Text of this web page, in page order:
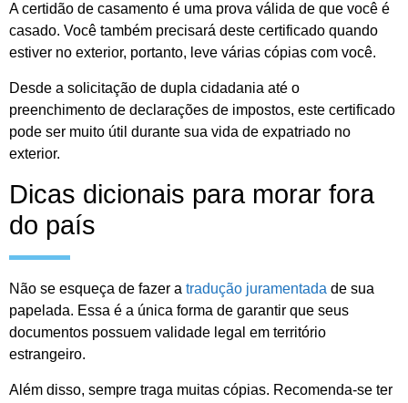
A certidão de casamento é uma prova válida de que você é
casado. Você também precisará deste certificado quando
estiver no exterior, portanto, leve várias cópias com você.
Desde a solicitação de dupla cidadania até o
preenchimento de declarações de impostos, este certificado
pode ser muito útil durante sua vida de expatriado no
exterior.
Dicas dicionais para morar fora
do país
Não se esqueça de fazer a tradução juramentada de sua
papelada. Essa é a única forma de garantir que seus
documentos possuem validade legal em território
estrangeiro.
Além disso, sempre traga muitas cópias. Recomenda-se ter